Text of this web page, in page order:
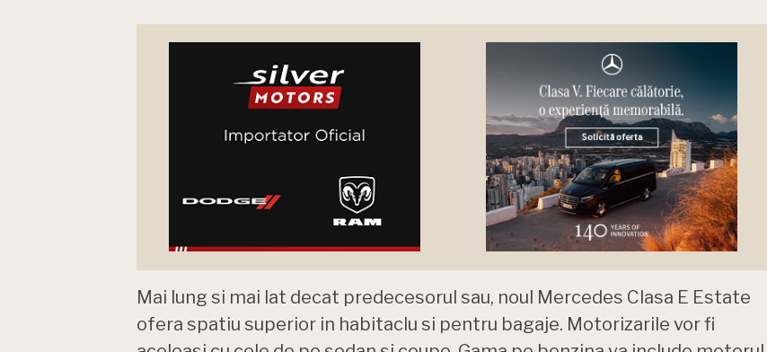
Mai lung si mai lat decat predecesorul sau, noul Mercedes Clasa E Estate
ofera spatiu superior in habitaclu si pentru bagaje. Motorizarile vor fi